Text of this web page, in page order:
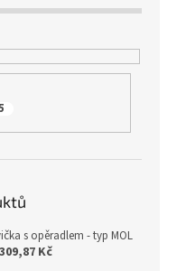
s opěradlem - typ MOL
Kč